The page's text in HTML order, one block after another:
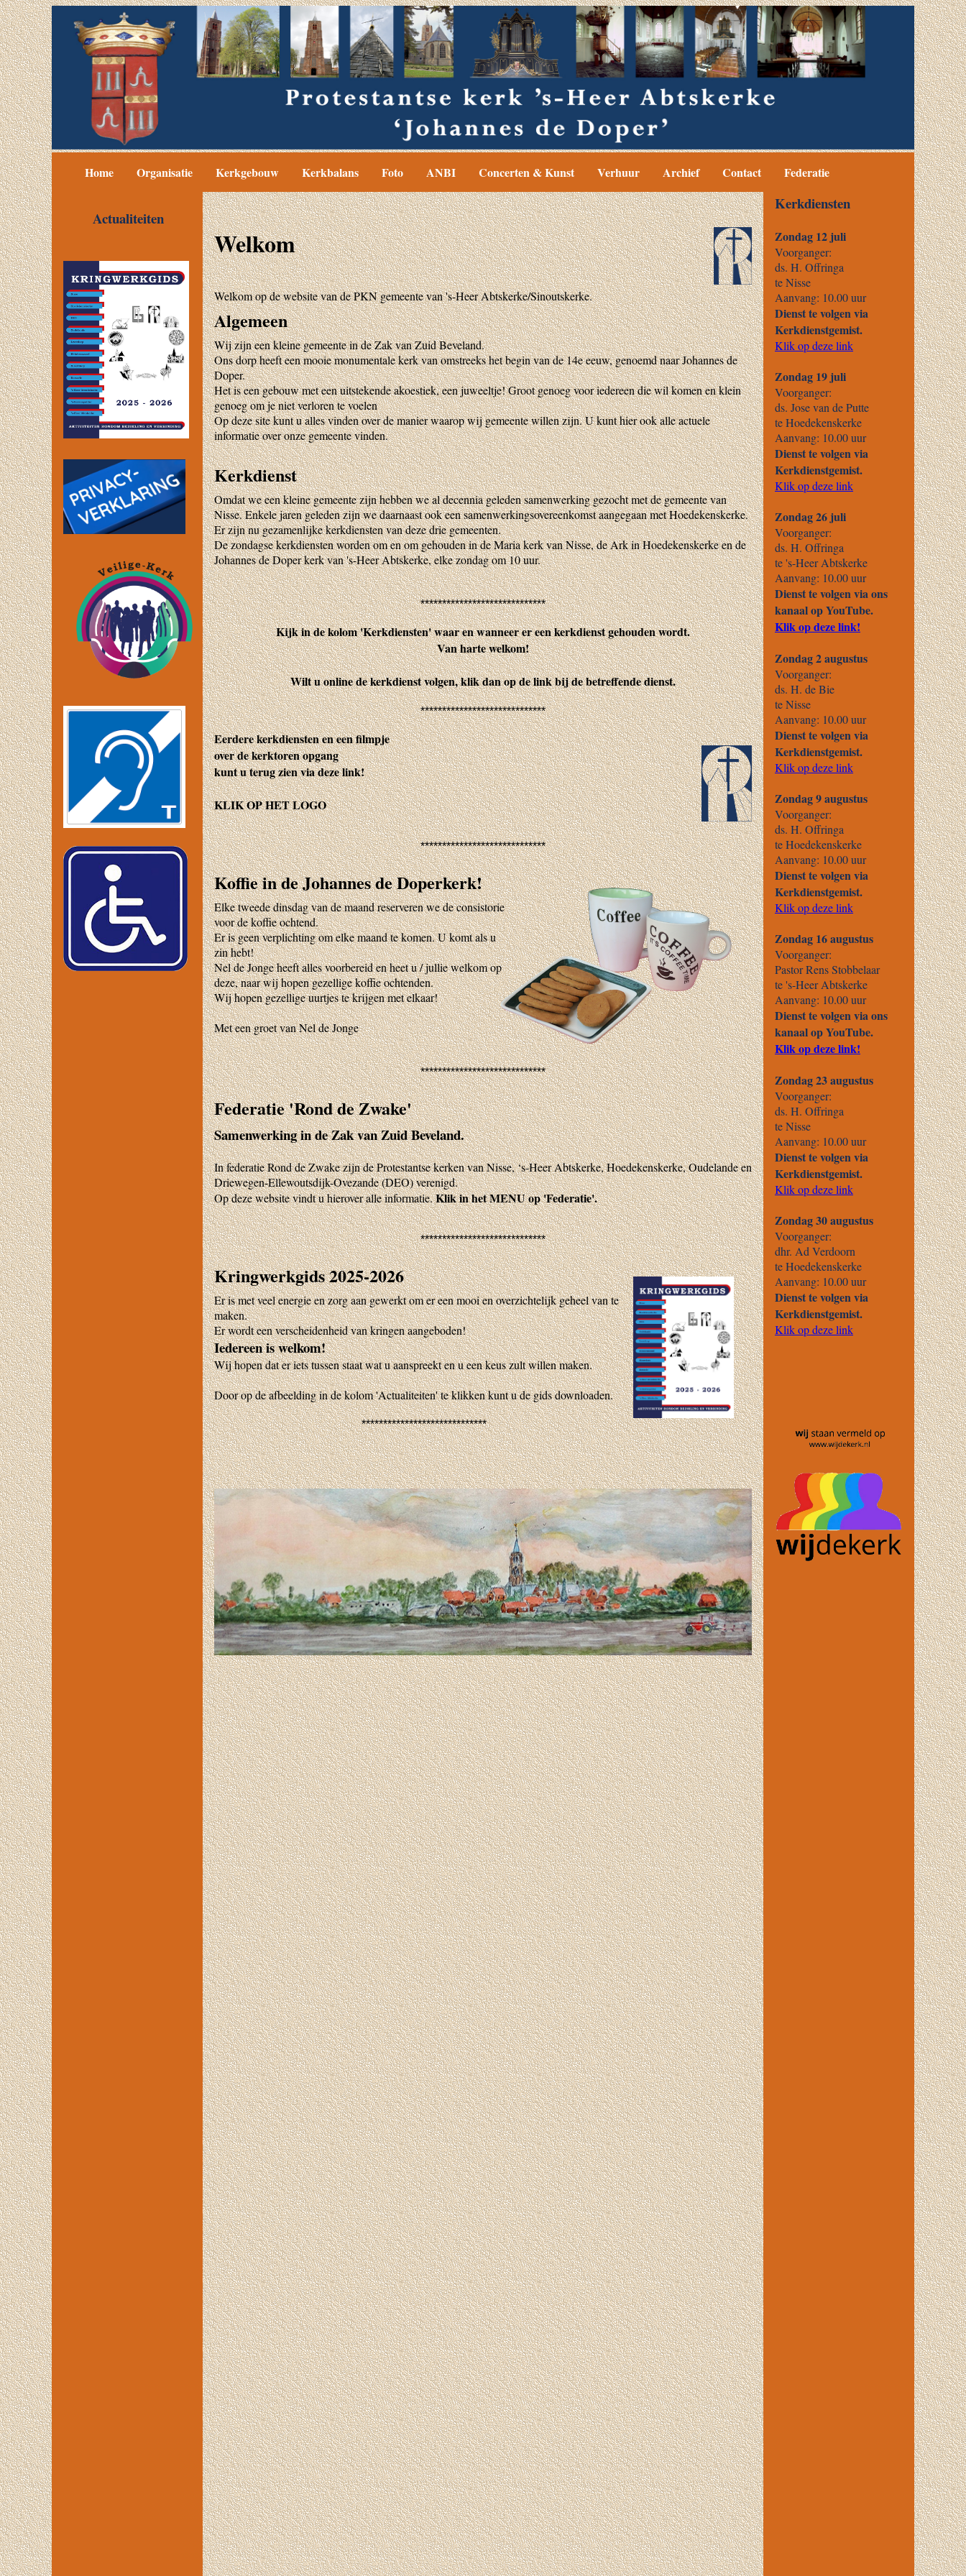
Home Organisatie Kerkgebouw Kerkbalans Foto ANBI Concerten & Kunst Verhuur Archief Contact Federatie
Welkom
Welkom op de website van de PKN gemeente van 's-Heer Abtskerke/Sinoutskerke.
Algemeen
Wij zijn een kleine gemeente in de Zak van Zuid Beveland.
Ons dorp heeft een mooie monumentale kerk van omstreeks het begin van de 14e eeuw, genoemd naar Johannes de
Doper.
Het is een gebouw met een uitstekende akoestiek, een juweeltje! Groot genoeg voor iedereen die wil komen en klein
genoeg om je niet verloren te voelen
Op deze site kunt u alles vinden over de manier waarop wij gemeente willen zijn. U kunt hier ook alle actuele
informatie over onze gemeente vinden.
Kerkdienst
Omdat we een kleine gemeente zijn hebben we al decennia geleden samenwerking gezocht met de gemeente van
Nisse. Enkele jaren geleden zijn we daarnaast ook een samenwerkingsovereenkomst aangegaan met Hoedekenskerke.
Er zijn nu gezamenlijke kerkdiensten van deze drie gemeenten.
De zondagse kerkdiensten worden om en om gehouden in de Maria kerk van Nisse, de Ark in Hoedekenskerke en de
Johannes de Doper kerk van 's-Heer Abtskerke, elke zondag om 10 uur.
*****************************
Kijk in de kolom 'Kerkdiensten' waar en wanneer er een kerkdienst gehouden wordt.
Van harte welkom!
Wilt u online de kerkdienst volgen, klik dan op de link bij de betreffende dienst.
*****************************
Eerdere kerkdiensten en een filmpje
over de kerktoren opgang
kunt u terug zien via deze link!
KLIK OP HET LOGO
*****************************
Koffie in de Johannes de Doperkerk!
Elke tweede dinsdag van de maand reserveren we de consistorie
voor de koffie ochtend.
Er is geen verplichting om elke maand te komen. U komt als u
zin hebt!
Nel de Jonge heeft alles voorbereid en heet u / jullie welkom op
deze, naar wij hopen gezellige koffie ochtenden.
Wij hopen gezellige uurtjes te krijgen met elkaar!
Met een groet van Nel de Jonge
*****************************
Federatie 'Rond de Zwake'
Samenwerking in de Zak van Zuid Beveland.
In federatie Rond de Zwake zijn de Protestantse kerken van Nisse, ‘s-Heer Abtskerke, Hoedekenskerke, Oudelande en
Driewegen-Ellewoutsdijk-Ovezande (DEO) verenigd.
Op deze website vindt u hierover alle informatie.Klik in het MENU op 'Federatie'.
*****************************
Kringwerkgids 2025-2026
Er is met veel energie en zorg aan gewerkt om er een mooi en overzichtelijk geheel van te
maken.
Er wordt een verscheidenheid van kringen aangeboden!
Iedereen is welkom!
Wij hopen dat er iets tussen staat wat u aanspreekt en u een keus zult willen maken.
Door op de afbeelding in de kolom 'Actualiteiten' te klikken kunt u de gids downloaden.
*****************************